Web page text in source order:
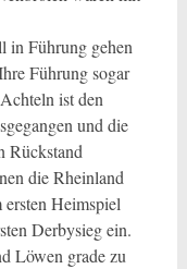
in Führung gehen
Führung sogar
ist den
und die
Rückstand
die Rheinland
Heimspiel
Derbysieg ein.
Löwen grade zu